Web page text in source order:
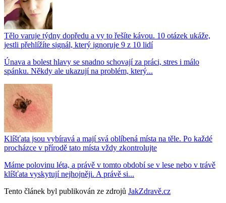
Tělo varuje týdny dopředu a vy to řešíte kávou. 10 otázek ukáže,
jestli přehlížíte signál, který ignoruje 9 z 10 lidí
Únava a bolest hlavy se snadno schovají za práci, stres i málo
spánku. Někdy ale ukazují na problém, který...
Klíšťata jsou vybíravá a mají svá oblíbená místa na těle. Po každé
procházce v přírodě tato místa vždy zkontrolujte
Máme polovinu léta, a právě v tomto období se v lese nebo v trávě
klíšťata vyskytují nejhojněji. A právě si...
Tento článek byl publikován ze zdrojů JakZdravě.cz